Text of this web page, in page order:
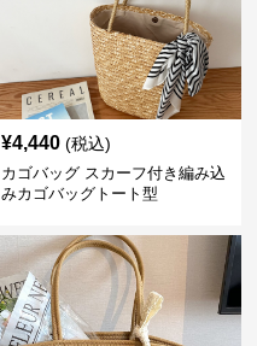
¥4,440 (税込)
カゴバッグ スカーフ付き編み込
みカゴバッグトート型